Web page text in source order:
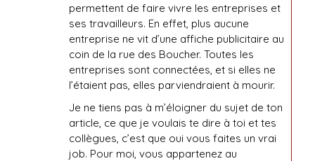
permettent de faire vivre les entreprises et
ses travailleurs. En effet, plus aucune
entreprise ne vit d’une affiche publicitaire au
coin de la rue des Boucher. Toutes les
entreprises sont connectées, et si elles ne
l’étaient pas, elles parviendraient à mourir.
Je ne tiens pas à m’éloigner du sujet de ton
article, ce que je voulais te dire à toi et tes
collègues, c’est que oui vous faites un vrai
job. Pour moi, vous appartenez au